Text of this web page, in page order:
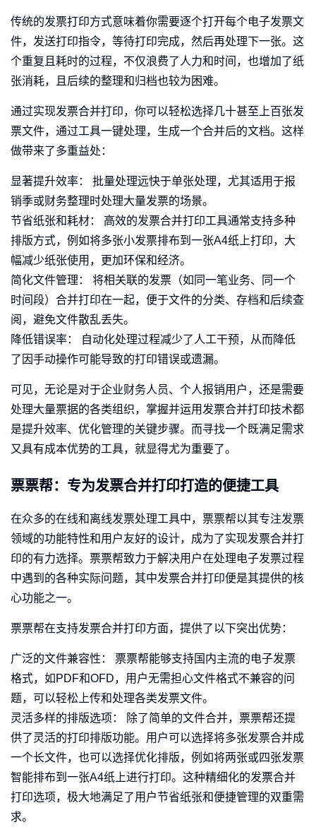
传统的发票打印方式意味着你需要逐个打开每个电子发票文
件，发送打印指令，等待打印完成，然后再处理下一张。这
个重复且耗时的过程，不仅浪费了人力和时间，也增加了纸
张消耗，且后续的整理和归档也较为困难。
通过实现发票合并打印，你可以轻松选择几十甚至上百张发
票文件，通过工具一键处理，生成一个合并后的文档。这样
做带来了多重益处：
显著提升效率： 批量处理远快于单张处理，尤其适用于报
销季或财务整理时处理大量发票的场景。
节省纸张和耗材： 高效的发票合并打印工具通常支持多种
排版方式，例如将多张小发票排布到一张A4纸上打印，大
幅减少纸张使用，更加环保和经济。
简化文件管理： 将相关联的发票（如同一笔业务、同一个
时间段）合并打印在一起，便于文件的分类、存档和后续查
阅，避免文件散乱丢失。
降低错误率： 自动化处理过程减少了人工干预，从而降低
了因手动操作可能导致的打印错误或遗漏。
可见，无论是对于企业财务人员、个人报销用户，还是需要
处理大量票据的各类组织，掌握并运用发票合并打印技术都
是提升效率、优化管理的关键步骤。而寻找一个既满足需求
又具有成本优势的工具，就显得尤为重要了。
票票帮：专为发票合并打印打造的便捷工具
在众多的在线和离线发票处理工具中，票票帮以其专注发票
领域的功能特性和用户友好的设计，成为了实现发票合并打
印的有力选择。票票帮致力于解决用户在处理电子发票过程
中遇到的各种实际问题，其中发票合并打印便是其提供的核
心功能之一。
票票帮在支持发票合并打印方面，提供了以下突出优势：
广泛的文件兼容性： 票票帮能够支持国内主流的电子发票
格式，如PDF和OFD，用户无需担心文件格式不兼容的问
题，可以轻松上传和处理各类发票文件。
灵活多样的排版选项： 除了简单的文件合并，票票帮还提
供了灵活的打印排版功能。用户可以选择将多张发票合并成
一个长文件，也可以选择优化排版，例如将两张或四张发票
智能排布到一张A4纸上进行打印。这种精细化的发票合并
打印选项，极大地满足了用户节省纸张和便捷管理的双重需
求。